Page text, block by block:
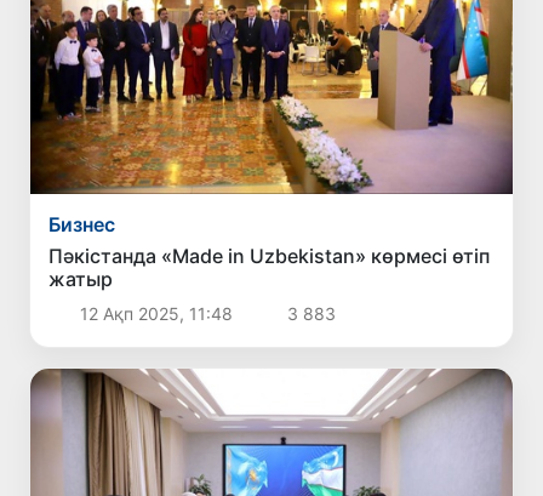
Бизнес
Пәкістанда «Made in Uzbekistan» көрмесі өтіп
жатыр
12 Ақп 2025, 11:48 3 883